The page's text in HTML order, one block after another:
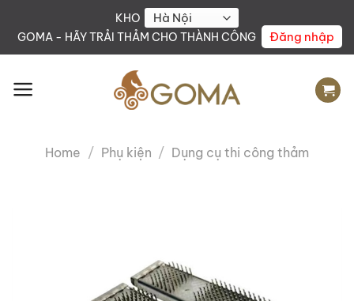
KHO
GOMA - HÃY TRẢI THẢM CHO THÀNH CÔNG
Đăng nhập
Home / Phụ kiện / Dụng cụ thi công thảm